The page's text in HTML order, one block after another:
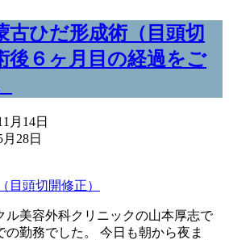
古ひだ形成術（目頭切
後６ヶ月目の経過をご
月14日
28日
目頭切開修正）
ル美容外科クリニックの山本厚志で
の勤務でした。 今日も朝から夜ま